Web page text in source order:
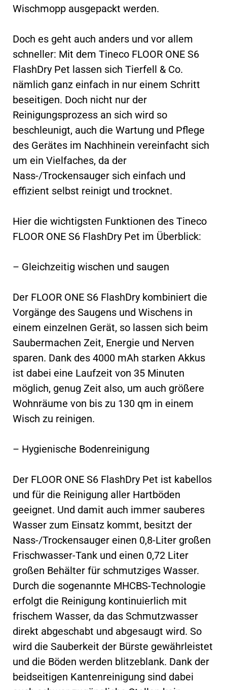
Wischmopp ausgepackt werden.
Doch es geht auch anders und vor allem
schneller: Mit dem Tineco FLOOR ONE S6
FlashDry Pet lassen sich Tierfell & Co.
nämlich ganz einfach in nur einem Schritt
beseitigen. Doch nicht nur der
Reinigungsprozess an sich wird so
beschleunigt, auch die Wartung und Pflege
des Gerätes im Nachhinein vereinfacht sich
um ein Vielfaches, da der
Nass-/Trockensauger sich einfach und
effizient selbst reinigt und trocknet.
Hier die wichtigsten Funktionen des Tineco
FLOOR ONE S6 FlashDry Pet im Überblick:
– Gleichzeitig wischen und saugen
Der FLOOR ONE S6 FlashDry kombiniert die
Vorgänge des Saugens und Wischens in
einem einzelnen Gerät, so lassen sich beim
Saubermachen Zeit, Energie und Nerven
sparen. Dank des 4000 mAh starken Akkus
ist dabei eine Laufzeit von 35 Minuten
möglich, genug Zeit also, um auch größere
Wohnräume von bis zu 130 qm in einem
Wisch zu reinigen.
– Hygienische Bodenreinigung
Der FLOOR ONE S6 FlashDry Pet ist kabellos
und für die Reinigung aller Hartböden
geeignet. Und damit auch immer sauberes
Wasser zum Einsatz kommt, besitzt der
Nass-/Trockensauger einen 0,8-Liter großen
Frischwasser-Tank und einen 0,72 Liter
großen Behälter für schmutziges Wasser.
Durch die sogenannte MHCBS-Technologie
erfolgt die Reinigung kontinuierlich mit
frischem Wasser, da das Schmutzwasser
direkt abgeschabt und abgesaugt wird. So
wird die Sauberkeit der Bürste gewährleistet
und die Böden werden blitzeblank. Dank der
beidseitigen Kantenreinigung sind dabei